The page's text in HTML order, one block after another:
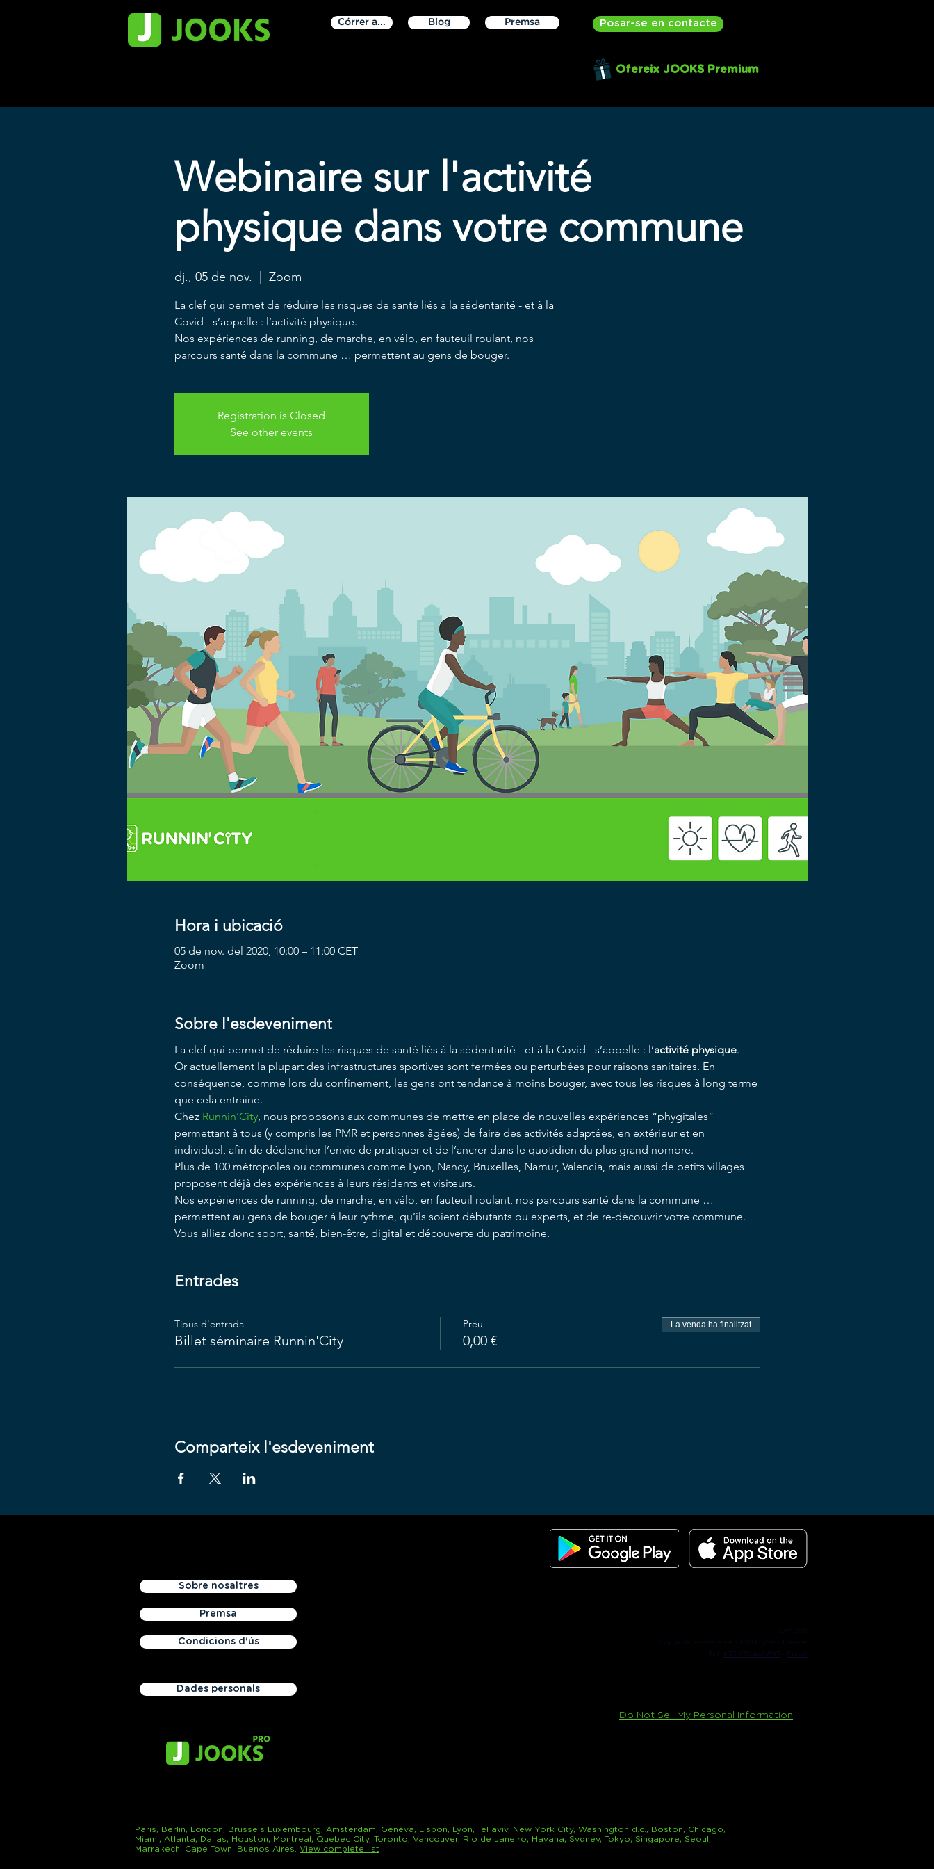
Córrer a... Blog Premsa Posar-se en contacte
Ofereix JOOKS Premium
Webinaire sur l'activité
physique dans votre commune
dj., 05 de nov. Zoom
La clef qui permet de réduire les risques de santé liés à la sédentarité - et à la
Covid - s’appelle : l’activité physique.
Nos expériences de running, de marche, en vélo, en fauteuil roulant, nos
parcours santé dans la commune … permettent au gens de bouger.
Registration is Closed
See other events
Hora i ubicació
05 de nov. del 2020, 10:00 – 11:00 CET
Zoom
Sobre l'esdeveniment
La clef qui permet de réduire les risques de santé liés à la sédentarité - et à la Covid - s’appelle : l’activité physique.
Or actuellement la plupart des infrastructures sportives sont fermées ou perturbées pour raisons sanitaires. En
conséquence, comme lors du confinement, les gens ont tendance à moins bouger, avec tous les risques à long terme
que cela entraine.
Chez Runnin’City, nous proposons aux communes de mettre en place de nouvelles expériences “phygitales”
permettant à tous (y compris les PMR et personnes âgées) de faire des activités adaptées, en extérieur et en
individuel, afin de déclencher l’envie de pratiquer et de l’ancrer dans le quotidien du plus grand nombre.
Plus de 100 métropoles ou communes comme Lyon, Nancy, Bruxelles, Namur, Valencia, mais aussi de petits villages
proposent déjà des expériences à leurs résidents et visiteurs.
Nos expériences de running, de marche, en vélo, en fauteuil roulant, nos parcours santé dans la commune …
permettent au gens de bouger à leur rythme, qu’ils soient débutants ou experts, et de re-découvrir votre commune.
Vous alliez donc sport, santé, bien-être, digital et découverte du patrimoine.
Entrades
Tipus d'entrada
Billet séminaire Runnin'City
Preu
0,00 €
La venda ha finalitzat
Comparteix l'esdeveniment
Sobre nosaltres
Premsa
Condicions d'ús
Dades personals
Contact:
13 quai du commerce - 6909 Lyon - France
Tel:
+33 970 440 893 Email
Do Not Sell My Personal Information
Paris, Berlin, London, Brussels Luxembourg, Amsterdam, Geneva, Lisbon, Lyon, Tel aviv, New York City, Washington d.c., Boston, Chicago,
Miami, Atlanta, Dallas, Houston, Montreal, Quebec City, Toronto, Vancouver, Rio de Janeiro, Havana, Sydney, Tokyo, Singapore, Seoul,
Marrakech, Cape Town, Buenos Aires.
View complete list